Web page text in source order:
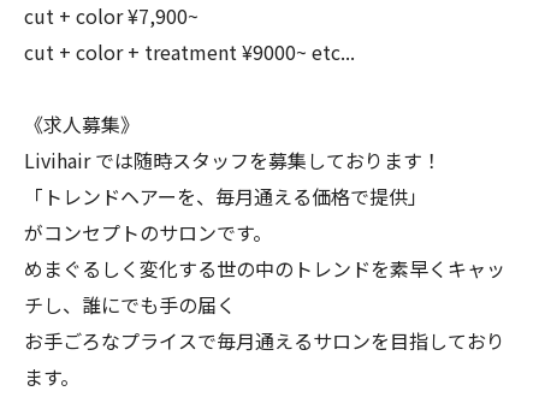
cut + color ¥7,900~
cut + color + treatment ¥9000~ etc...
《求人募集》
Livihair では随時スタッフを募集しております！
「トレンドヘアーを、毎月通える価格で提供」
がコンセプトのサロンです。
めまぐるしく変化する世の中のトレンドを素早くキャッ
チし、誰にでも手の届く
お手ごろなプライスで毎月通えるサロンを目指しており
ます。